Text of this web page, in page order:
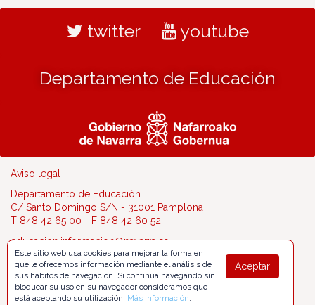
twitter youtube
Departamento de Educación
Aviso legal
Departamento de Educación
C/ Santo Domingo S/N - 31001 Pamplona
T 848 42 65 00 - F 848 42 60 52
educacion.informacion@navarra.es
Aceptar
Este sitio web usa cookies para mejorar la forma en
que le ofrecemos información mediante el análisis de
sus hábitos de navegación. Si continúa navegando sin
bloquear su uso en su navegador consideramos que
está aceptando su utilización. Más información.